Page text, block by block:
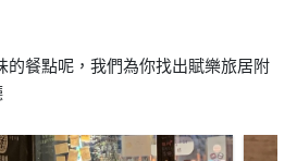
的餐點呢，我們為你找出賦樂旅居附